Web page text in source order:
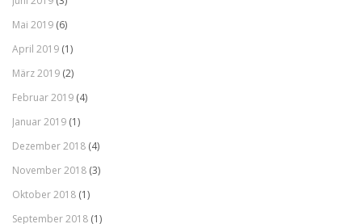
Mai 2019 (6)
April 2019 (1)
März 2019 (2)
Februar 2019 (4)
Januar 2019 (1)
Dezember 2018 (4)
November 2018 (3)
Oktober 2018 (1)
September 2018 (1)